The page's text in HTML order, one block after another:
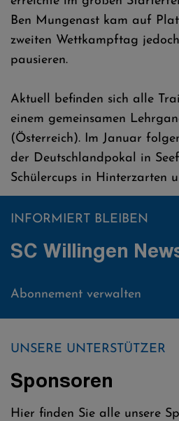
Ben Mungenast kam auf
zweiten Wettkampftag
pausieren.
Aktuell befinden sich alle
einem gemeinsamen
(Österreich). Im Januar
der Deutschlandpokal in
Schülercups in Hinterzarten
INFORMIERT BLEIBEN
SC Willingen
Abonnement verwalten
UNSERE UNTERSTÜTZER
Sponsoren
Hier finden Sie alle unsere